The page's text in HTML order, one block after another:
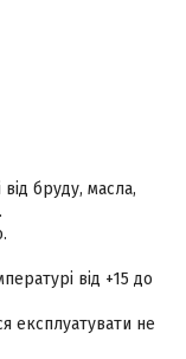
бруду, масла,
від +15 до
експлуатувати не